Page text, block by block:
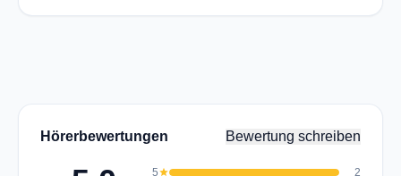
Hörerbewertungen Bewertung schreiben
5star 2